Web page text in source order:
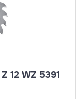
12 WZ 5391